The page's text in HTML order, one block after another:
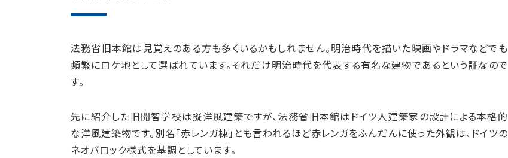
法務省旧本館は見覚えのある方も多くいるかもしれません。明治時代を描いた映画やドラマなどでも
頻繁にロケ地として選ばれています。それだけ明治時代を代表する有名な建物であるという証なので
す。
先に紹介した旧開智学校は擬洋風建築ですが、法務省旧本館はドイツ人建築家の設計による本格的
な洋風建築物です。別名「赤レンガ棟」とも言われるほど赤レンガをふんだんに使った外観は、ドイツの
ネオバロック様式を基調としています。